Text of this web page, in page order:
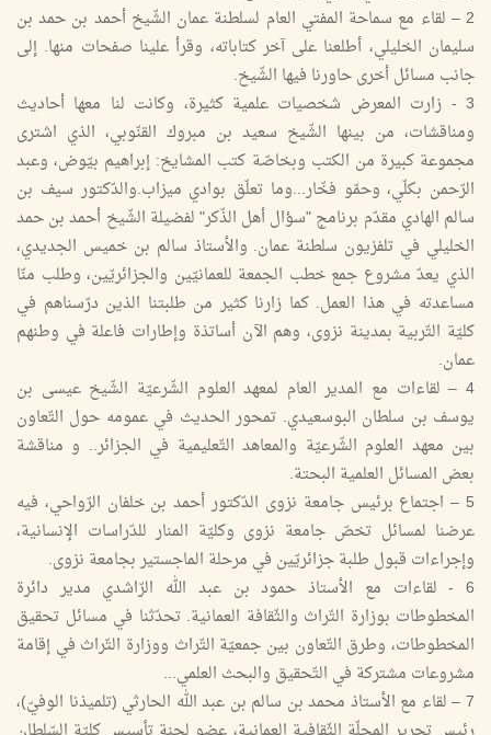
2 – لقاء مع سماحة المفتي العام لسلطنة عمان الشّيخ أحمد بن حمد بن
سليمان الخليلي، أطلعنا على آخر كتاباته، وقرأ علينا صفحات منها. إلى
جانب مسائل أخرى حاورنا فيها الشّيخ.
3 - زارت المعرض شخصيات علمية كثيرة، وكانت لنا معها أحاديث
ومناقشات، من بينها الشّيخ سعيد بن مبروك القنّوبي، الذي اشترى
مجموعة كبيرة من الكتب وبخاصّة كتب المشايخ: إبراهيم بيّوض، وعبد
الرّحمن بكلّي، وحمّو فخّار...وما تعلّق بوادي ميزاب.والدّكتور سيف بن
سالم الهادي مقدّم برنامج "سؤال أهل الذّكر" لفضيلة الشّيخ أحمد بن حمد
الخليلي في تلفزيون سلطنة عمان. والأستاذ سالم بن خميس الجديدي،
الذي يعدّ مشروع جمع خطب الجمعة للعمانيّين والجزائريّين، وطلب منّا
مساعدته في هذا العمل. كما زارنا كثير من طلبتنا الذين درّسناهم في
كليّة التّربية بمدينة نزوى، وهم الآن أساتذة وإطارات فاعلة في وطنهم
عمان.
4 – لقاءات مع المدير العام لمعهد العلوم الشّرعيّة الشّيخ عيسى بن
يوسف بن سلطان البوسعيدي. تمحور الحديث في عمومه حول التّعاون
بين معهد العلوم الشّرعيّة والمعاهد التّعليمية في الجزائر.. و مناقشة
بعض المسائل العلمية البحتة.
5 – اجتماع برئيس جامعة نزوى الدّكتور أحمد بن خلفان الرّواحي، فيه
عرضنا لمسائل تخصّ جامعة نزوى وكليّة المنار للدّراسات الإنسانية،
وإجراءات قبول طلبة جزائريّين في مرحلة الماجستير بجامعة نزوى.
6 - لقاءات مع الأستاذ حمود بن عبد الله الرّاشدي مدير دائرة
المخطوطات بوزارة التّراث والثّقافة العمانية. تحدّثنا في مسائل تحقيق
المخطوطات، وطرق التّعاون بين جمعيّة التّراث ووزارة التّراث في إقامة
مشروعات مشتركة في التّحقيق والبحث العلمي...
7 – لقاء مع الأستاذ محمد بن سالم بن عبد الله الحارثي (تلميذنا الوفيّ)،